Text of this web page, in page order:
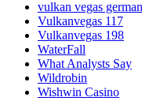
vulkan vegas
Vulkanvegas 117
Vulkanvegas 198
WaterFall
What Analysts Say
Wildrobin
Wishwin Casino